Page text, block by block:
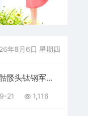
年8月6日 星期四
Punisner骷髅头钛钢军牌项链AI8.0格式激光打标文件通用矢量图
21 1,116